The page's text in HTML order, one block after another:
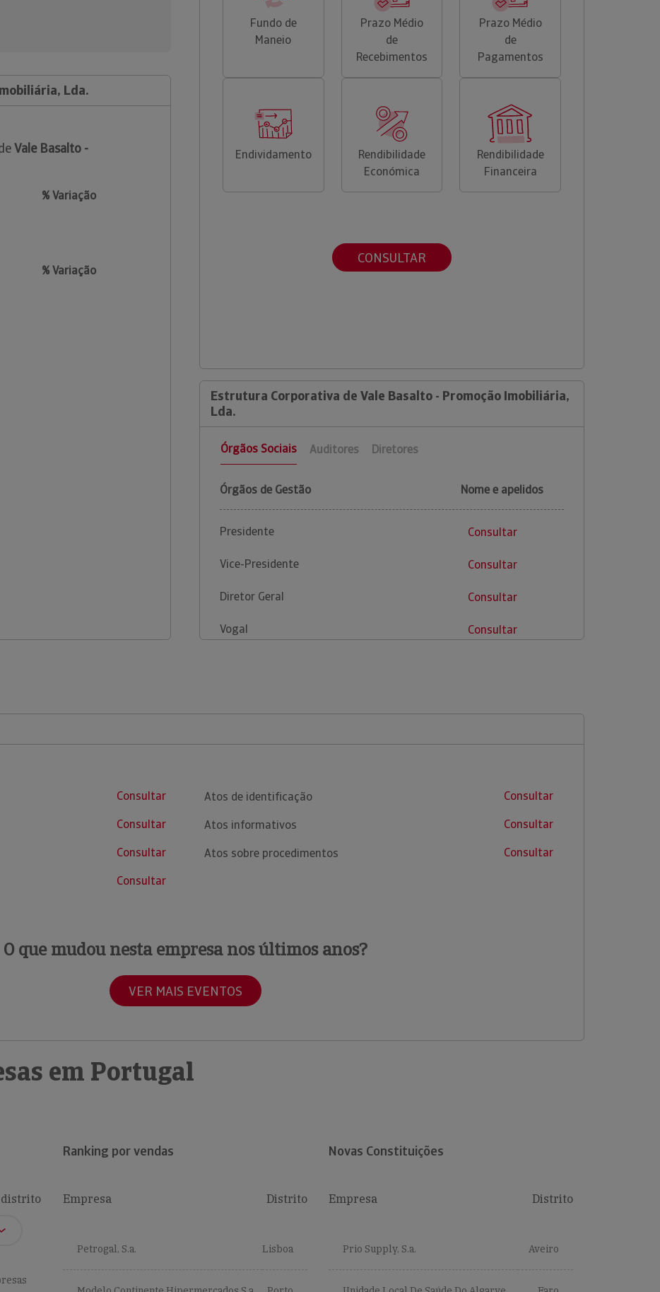
Lda.
Vale Basalto -
% Variação
% Variação
Fundo de
Maneio
Prazo Médio
de
Recebimentos
Prazo Médio
de
Pagamentos
Endividamento
Rendibilidade
Económica
Rendibilidade
Financeira
CONSULTAR
Estrutura Corporativa de Vale Basalto - Promoção Imobiliária,
Lda.
Órgãos Sociais Auditores Diretores
Órgãos de Gestão Nome e apelidos
Presidente Consultar
Vice-Presidente Consultar
Diretor Geral Consultar
Vogal Consultar
Consultar
Consultar
Consultar
Consultar
Atos de identificação
Consultar
Atos informativos
Consultar
Atos sobre procedimentos
Consultar
O que mudou nesta empresa nos últimos anos?
VER MAIS EVENTOS
em Portugal
Ranking por vendas
Empresa Distrito
Petrogal, S.a. Lisboa
Novas Constituições
Empresa Distrito
Prio Supply, S.a. Aveiro